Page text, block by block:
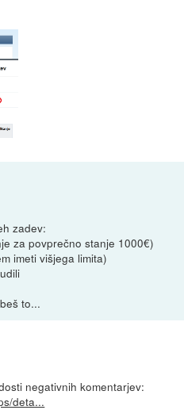
zadev:
za povprečno stanje 1000€)
imeti višjega limita)
to...
negativnih komentarjev:
deta...